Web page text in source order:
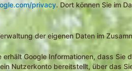
privacy. Dort können Sie im
der eigenen Daten im
erhält Google Informationen, dass
Nutzerkonto bereitstellt, über das